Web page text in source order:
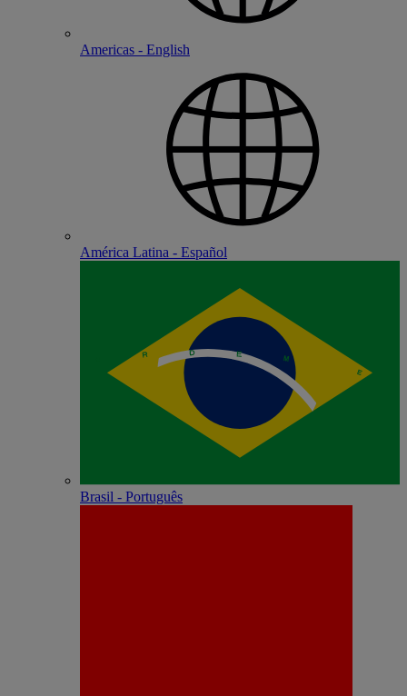
Americas - English
América Latina - Español
Brasil - Português